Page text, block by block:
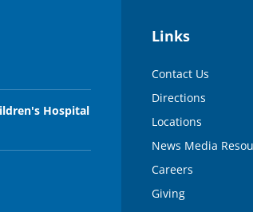
Hospital
Links
Contact Us
Directions
Locations
News Media
Careers
Giving